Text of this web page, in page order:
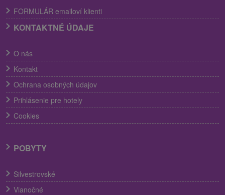
FORMULÁR emailoví klienti
KONTAKTNÉ ÚDAJE
O nás
Kontakt
Ochrana osobných údajov
Prihlásenie pre hotely
Cookies
POBYTY
Silvestrovské
Vianočné